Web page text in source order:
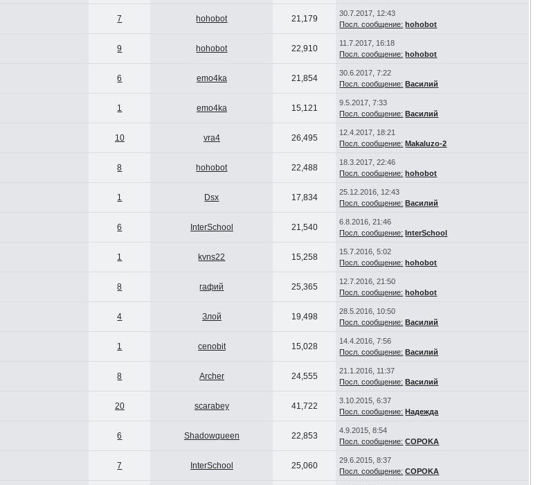
7 hohobot 21,179
30.7.2017, 12:43
Посл. сообщение: hohobot
9 hohobot 22,910
11.7.2017, 16:18
Посл. сообщение: hohobot
6 emo4ka 21,854
30.6.2017, 7:22
Посл. сообщение: Василий
1 emo4ka 15,121
9.5.2017, 7:33
Посл. сообщение: Василий
10 vra4 26,495
12.4.2017, 18:21
Посл. сообщение: Makaluzo-2
8 hohobot 22,488
18.3.2017, 22:46
Посл. сообщение: hohobot
1 Dsx 17,834
25.12.2016, 12:43
Посл. сообщение: Василий
6 InterSchool 21,540
6.8.2016, 21:46
Посл. сообщение: InterSchool
1 kvns22 15,258
15.7.2016, 5:02
Посл. сообщение: hohobot
8 гафий 25,365
12.7.2016, 21:50
Посл. сообщение: hohobot
4 Злой 19,498
28.5.2016, 10:50
Посл. сообщение: Василий
1 cenobit 15,028
14.4.2016, 7:56
Посл. сообщение: Василий
8 Archer 24,555
21.1.2016, 11:37
Посл. сообщение: Василий
20 scarabey 41,722
3.10.2015, 6:37
Посл. сообщение: Надежда
6 Shadowqueen 22,853
4.9.2015, 8:54
Посл. сообщение: COPOKA
7 InterSchool 25,060
29.6.2015, 8:37
Посл. сообщение: COPOKA